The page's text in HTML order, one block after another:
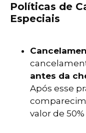
Políticas de
Especiais
antes da
Após esse
valor de